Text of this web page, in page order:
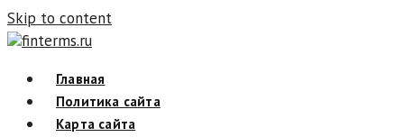
Skip to content
finterms.ru
Главная
Политика сайта
Карта сайта